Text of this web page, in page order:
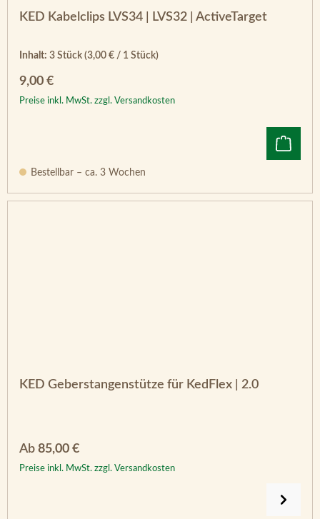
KED Kabelclips LVS34 | LVS32 | ActiveTarget
Inhalt: 3 Stück (3,00 € / 1 Stück)
Regulärer Preis:
9,00 €
Preise inkl. MwSt. zzgl. Versandkosten
Bestellbar – ca. 3 Wochen
KED Geberstangenstütze für KedFlex | 2.0
Regulärer Preis:
Ab 85,00 €
Preise inkl. MwSt. zzgl. Versandkosten